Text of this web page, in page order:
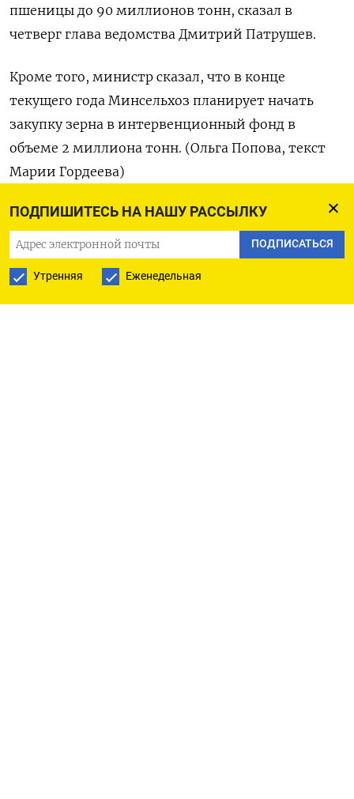
ПОДПИШИТЕСЬ НА НАШУ РАССЫЛКУ
ПОДПИСАТЬСЯ
Утренняя Еженедельная
пшеницы до 90 миллионов тонн, сказал в
четверг глава ведомства Дмитрий Патрушев.
Кроме того, министр сказал, что в конце
текущего года Минсельхоз планирует начать
закупку зерна в интервенционный фонд в
объеме 2 миллиона тонн. (Ольга Попова, текст
Марии Гордеева)
ПОДПИСАТЬСЯ НА ТЕЛЕГРАМ
ПОДПИСАТЬСЯ В GOOGLE